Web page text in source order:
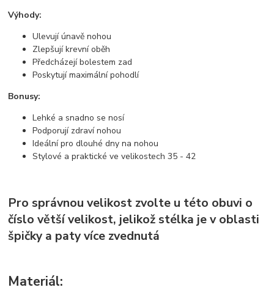
Výhody:
Ulevují únavě nohou
Zlepšují krevní oběh
Předcházejí bolestem zad
Poskytují maximální pohodlí
Bonusy:
Lehké a snadno se nosí
Podporují zdraví nohou
Ideální pro dlouhé dny na nohou
Stylové a praktické ve velikostech 35 - 42
Pro správnou velikost zvolte u této obuvi o
číslo větší velikost, jelikož stélka je v oblasti
špičky a paty více zvednutá
Materiál: